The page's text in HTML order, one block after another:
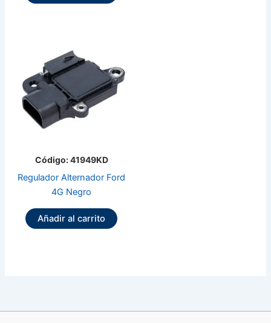
Código: 41949KD
Regulador Alternador Ford
4G Negro
Añadir al carrito